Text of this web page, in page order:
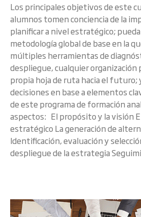
Los principales objetivos de este
alumnos tomen conciencia de la
planificar a nivel estratégico;
metodología global de base en la
múltiples herramientas de
despliegue, cualquier organización
propia hoja de ruta hacia el futuro;
decisiones en base a elementos
de este programa de formación
aspectos: El propósito y la visión
estratégico La generación de
Identificación, evaluación y
despliegue de la estrategia